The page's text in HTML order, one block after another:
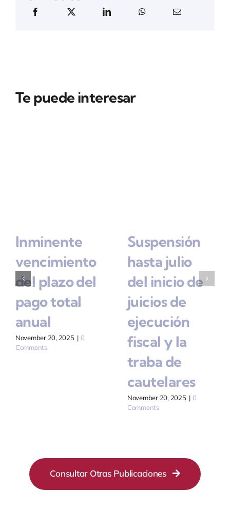
Te puede interesar
Inminente
vencimiento
del plazo del
pago total
anual
November 20, 2025 | 0
Comments
Suspensión
hasta julio
del inicio de
juicios de
ejecución
fiscal y la
traba de
cautelares
November 20, 2025 | 0
Comments
Consultar Otras Publicaciones